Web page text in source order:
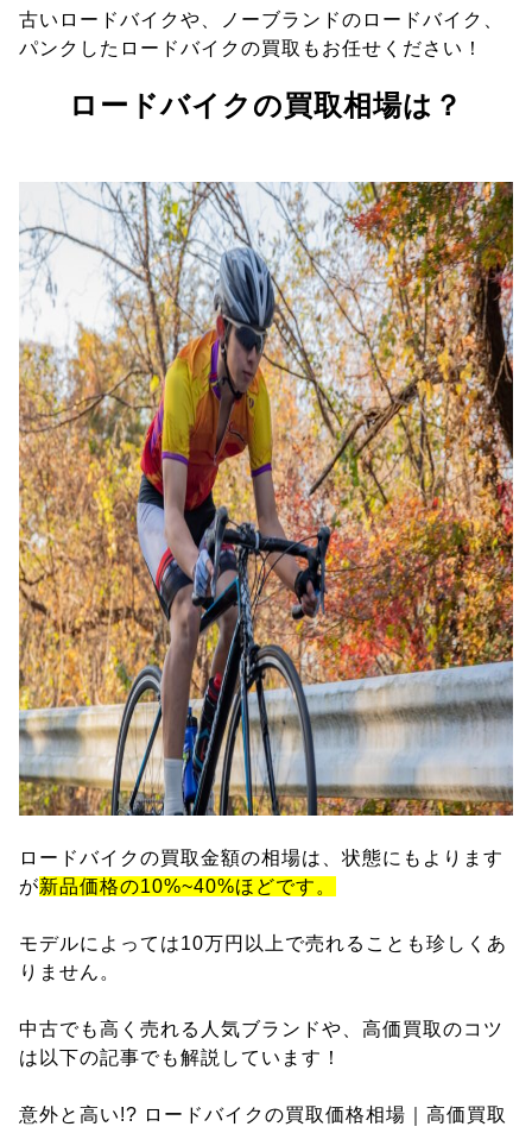
古いロードバイクや、ノーブランドのロードバイク、
パンクしたロードバイクの買取もお任せください！
ロードバイクの買取相場は？
ロードバイクの買取金額の相場は、状態にもよります
が新品価格の10%~40%ほどです。
モデルによっては10万円以上で売れることも珍しくあ
りません。
中古でも高く売れる人気ブランドや、高価買取のコツ
は以下の記事でも解説しています！
意外と高い!? ロードバイクの買取価格相場｜高価買取